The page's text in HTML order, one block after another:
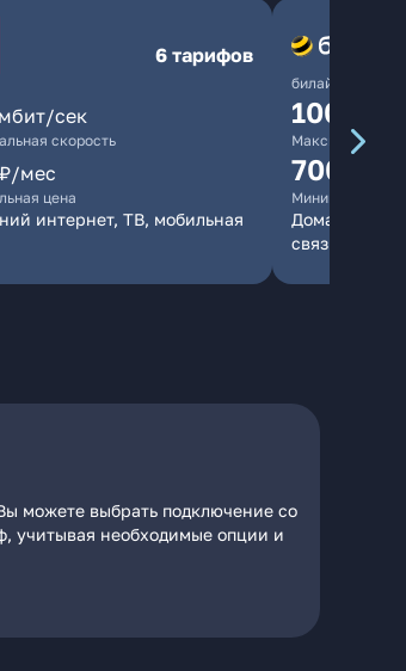
6 тарифов
мбит/сек
скорость
₽/мес
цена
интернет, ТВ, мобильная
билайн
1000
Максимальная
700
Минимальная
Домашний
связь
можете выбрать подключение со
учитывая необходимые опции и